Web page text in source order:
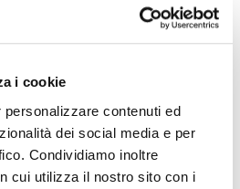
i cookie
contenuti ed
dei social media e per
Condividiamo inoltre
cui utilizza il nostro sito con i
ne vorrebbero molti di più (foto Alta Badia)
rinunciare a dei turisti?
perso circa 160mila euro, e la
un po’ sgridato. Ma secondo me
nel futuro. Se continuiamo a
le persone ritornano, però ci vuole